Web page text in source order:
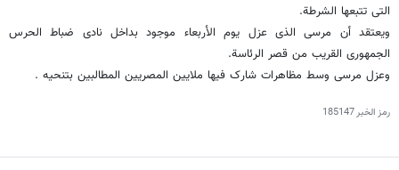
التی تتبعها الشرطة.
ویعتقد أن مرسی الذی عزل یوم الأربعاء موجود بداخل نادی ضباط الحرس
الجمهوری القریب من قصر الرئاسة.
وعزل مرسی وسط مظاهرات شارک فیها ملایین المصریین المطالبین بتنحیه .
رمز الخبر185147